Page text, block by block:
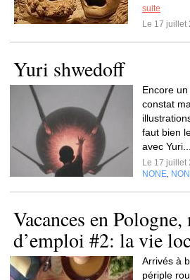
suite
Le 17 juillet
Yuri shwedoff
Encore un
constat
faut bien
avec Yuri...
Le 17 juillet
NONE
Vacances en Pologne,
d’emploi #2: la vie
Arrivés à
périple